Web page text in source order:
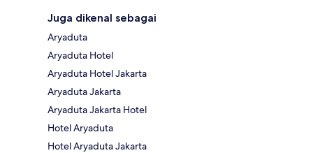
Juga dikenal sebagai
Aryaduta
Aryaduta Hotel
Aryaduta Hotel Jakarta
Aryaduta Jakarta
Aryaduta Jakarta Hotel
Hotel Aryaduta
Hotel Aryaduta Jakarta